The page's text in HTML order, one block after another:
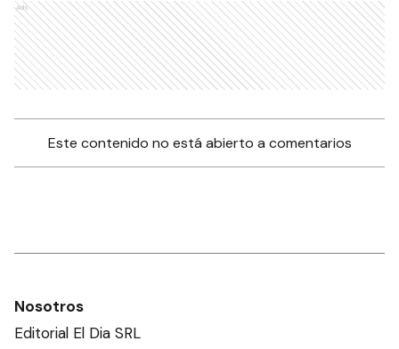
Ads
Este contenido no está abierto a comentarios
Nosotros
Editorial El Dia SRL